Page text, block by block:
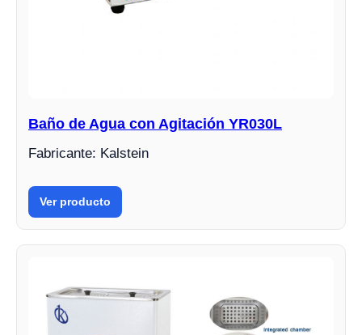
Baño de Agua con Agitación YR030L
Fabricante: Kalstein
Ver producto